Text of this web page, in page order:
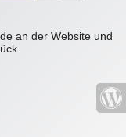
an der Website und